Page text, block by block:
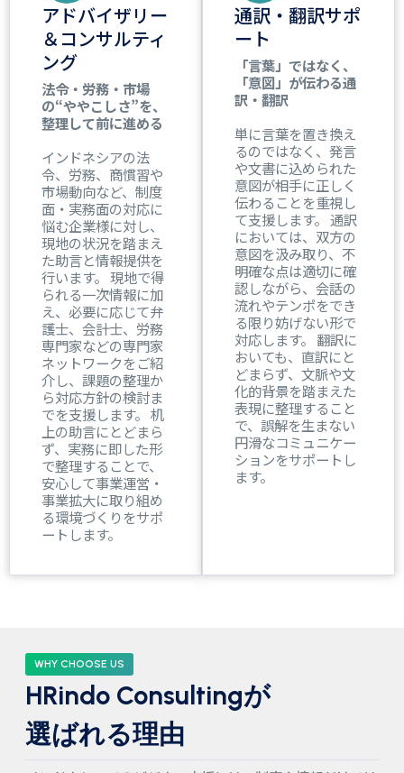
アドバイザリー
＆コンサルティ
ング
法令・労務・市場
の“ややこしさ”を、
整理して前に進める
インドネシアの法
令、労務、商慣習や
市場動向など、制度
面・実務面の対応に
悩む企業様に対し、
現地の状況を踏まえ
た助言と情報提供を
行います。 現地で得
られる一次情報に加
え、必要に応じて弁
護士、会計士、労務
専門家などの専門家
ネットワークをご紹
介し、課題の整理か
ら対応方針の検討ま
でを支援します。 机
上の助言にとどまら
ず、実務に即した形
で整理することで、
安心して事業運営・
事業拡大に取り組め
る環境づくりをサポ
ートします。
通訳・翻訳サポ
ート
「言葉」ではなく、
「意図」が伝わる通
訳・翻訳
単に言葉を置き換え
るのではなく、発言
や文書に込められた
意図が相手に正しく
伝わることを重視し
て支援します。 通訳
においては、双方の
意図を汲み取り、不
明確な点は適切に確
認しながら、会話の
流れやテンポをでき
る限り妨げない形で
対応します。 翻訳に
おいても、直訳にと
どまらず、文脈や文
化的背景を踏まえた
表現に整理すること
で、誤解を生まない
円滑なコミュニケー
ションをサポートし
ます。
WHY CHOOSE US
HRindo Consultingが
選ばれる理由